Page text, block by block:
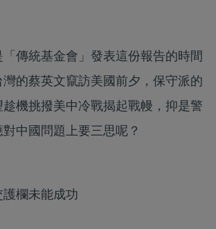
傳統基金會」發表這份報告的時間
的蔡英文竄訪美國前夕，保守派的
機挑撥美中冷戰揭起戰幔，抑是警
中國問題上要三思呢？
欄未能成功